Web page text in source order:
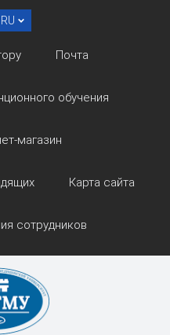
RU
Почта
обучения
магазин
Карта сайта
сотрудников